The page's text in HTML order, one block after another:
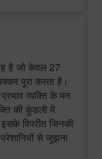
है जो केवल 27
पूरा करता है।
व्यक्ति के मन
की कुंडली में
विपरीत जिनकी
से जूझना